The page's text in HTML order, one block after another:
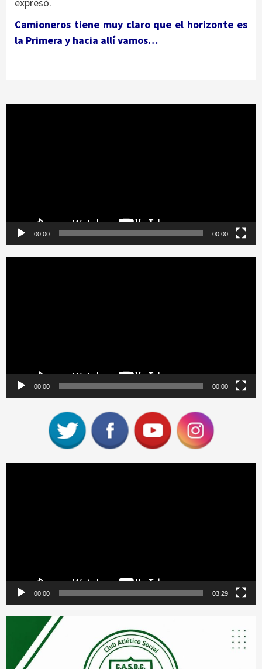
Camioneros tiene muy claro que el horizonte es
la Primera y hacia allí vamos…
00:00 00:00
00:00 00:00
00:00 03:29